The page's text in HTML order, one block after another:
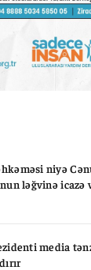
niyə
ləğvinə icazə
media